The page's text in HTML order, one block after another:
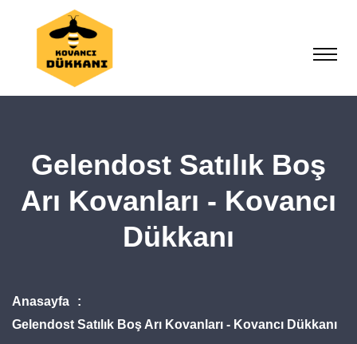
Gelendost Satılık Boş
Arı Kovanları - Kovancı
Dükkanı
Anasayfa
Gelendost Satılık Boş Arı Kovanları - Kovancı Dükkanı